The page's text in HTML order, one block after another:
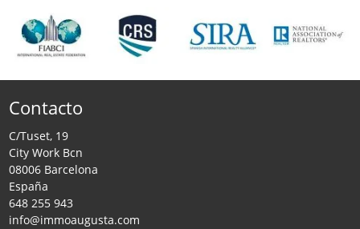
Contacto
C/Tuset, 19
City Work Bcn
08006 Barcelona
España
648 255 943
info@immoaugusta.com